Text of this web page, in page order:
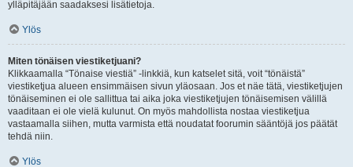
ylläpitäjään saadaksesi lisätietoja.
Ylös
Miten tönäisen viestiketjuani?
Klikkaamalla “Tönaise viestiä” -linkkiä, kun katselet sitä, voit “tönäistä”
viestiketjua alueen ensimmäisen sivun yläosaan. Jos et näe tätä, viestiketjujen
tönäiseminen ei ole sallittua tai aika joka viestiketjujen tönäisemisen välillä
vaaditaan ei ole vielä kulunut. On myös mahdollista nostaa viestiketjua
vastaamalla siihen, mutta varmista että noudatat foorumin sääntöjä jos päätät
tehdä niin.
Ylös